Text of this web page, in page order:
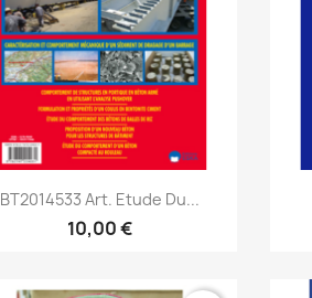
Aperçu rapide
BT2014533 Art. Etude Du...
10,00 €